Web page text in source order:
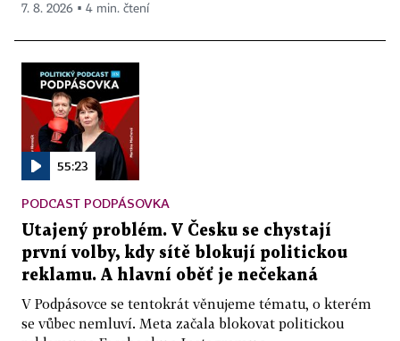
7. 8. 2026 ▪ 4 min. čtení
55:23
PODCAST PODPÁSOVKA
Utajený problém. V Česku se chystají
první volby, kdy sítě blokují politickou
reklamu. A hlavní oběť je nečekaná
V Podpásovce se tentokrát věnujeme tématu, o kterém
se vůbec nemluví. Meta začala blokovat politickou